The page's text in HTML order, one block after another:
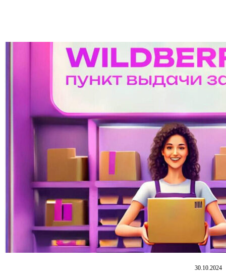
30.10.2024